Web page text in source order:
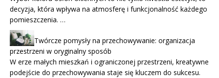
decyzja, która wpływa na atmosferę i funkcjonalność każdego
pomieszczenia. …
Twórcze pomysły na przechowywanie: organizacja
przestrzeni w oryginalny sposób
W erze małych mieszkań i ograniczonej przestrzeni, kreatywne
podejście do przechowywania staje się kluczem do sukcesu.